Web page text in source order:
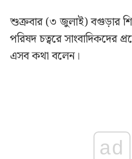
শুক্রবার (৩ জুলাই) বগুড়ার
পরিষদ চত্বরে সাংবাদিকদের
এসব কথা বলেন।
ad